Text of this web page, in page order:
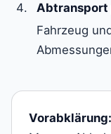
Abtransport
Fahrzeug
Vorabklärung: